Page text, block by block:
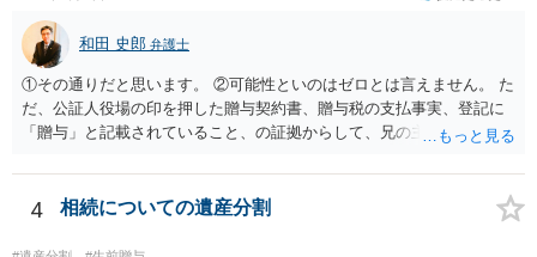
和田 史郎 弁護士
①その通りだと思います。 ②可能性といのはゼロとは言えません。 た
だ、公証人役場の印を押した贈与契約書、贈与税の支払事実、登記に
「贈与」と記載されていること、の証拠からして、兄の主張は通らな
わなければ、遺産分割調停を申し立てて進めるのがベターのような気
がしますね。
4 相続についての遺産分割